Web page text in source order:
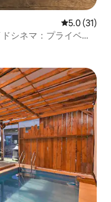
レビュー31
5.0 (31)
シネマ：プライベー
火鉢_協済ケイブプー